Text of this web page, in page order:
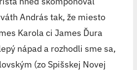
András tak, že miesto
Karola ci James Ďura
nápad a rozhodli sme sa,
(zo Spišskej Novej